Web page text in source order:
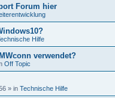
Forum hier
Hilfe
verwendet?
Off Topic
» in Technische Hilfe